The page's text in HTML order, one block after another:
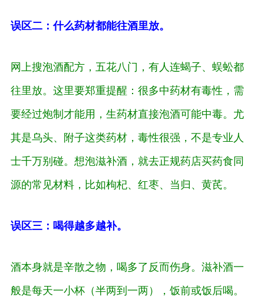
误区二：什么药材都能往酒里放。
网上搜泡酒配方，五花八门，有人连蝎子、蜈蚣都
往里放。这里要郑重提醒：很多中药材有毒性，需
要经过炮制才能用，生药材直接泡酒可能中毒。尤
其是乌头、附子这类药材，毒性很强，不是专业人
士千万别碰。想泡滋补酒，就去正规药店买药食同
源的常见材料，比如枸杞、红枣、当归、黄芪。
误区三：喝得越多越补。
酒本身就是辛散之物，喝多了反而伤身。滋补酒一
般是每天一小杯（半两到一两），饭前或饭后喝。